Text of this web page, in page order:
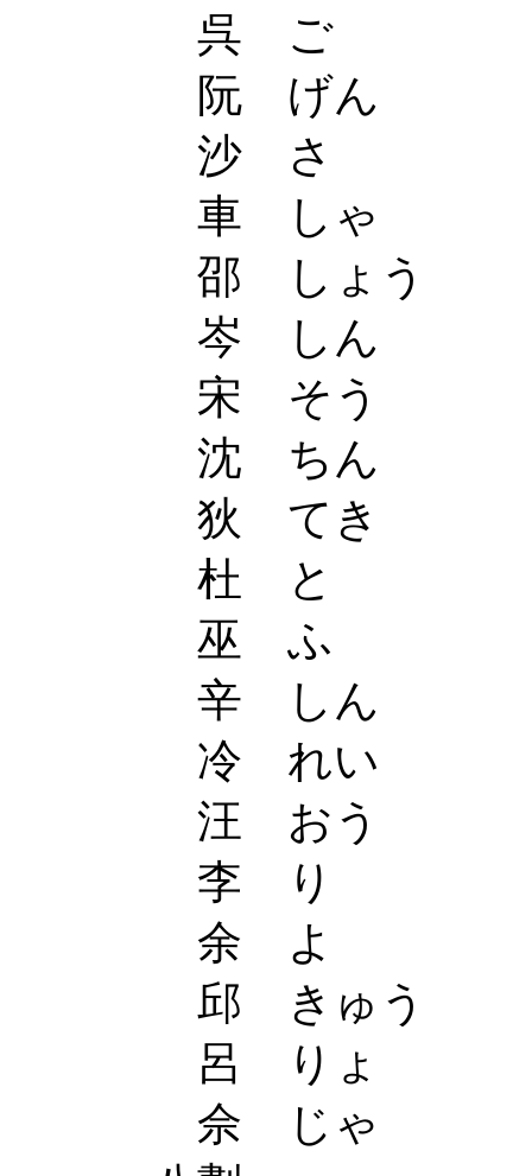
呉 ご
阮 げん
沙 さ
車 しゃ
邵 しょう
岑 しん
宋 そう
沈 ちん
狄 てき
杜 と
巫 ふ
辛 しん
冷 れい
汪 おう
李 り
余 よ
邱 きゅう
呂 りょ
佘 じゃ